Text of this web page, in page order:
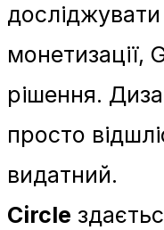
досліджувати
монетизації,
рішення.
просто
видатний.
Circle